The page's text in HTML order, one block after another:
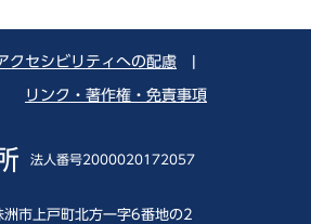
クセシビリティへの配慮
リンク・著作権・免責事項
法人番号2000020172057
市上戸町北方一字6番地の2